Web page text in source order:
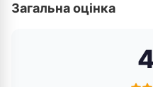
Загальна оцінка